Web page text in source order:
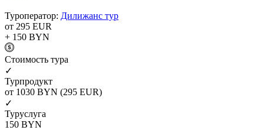
Туроператор: Дилижанс тур
от 295 EUR
+ 150 BYN
Cтоимость тура
✓
Турпродукт
от 1030 BYN (295 EUR)
✓
Туруслуга
150 BYN